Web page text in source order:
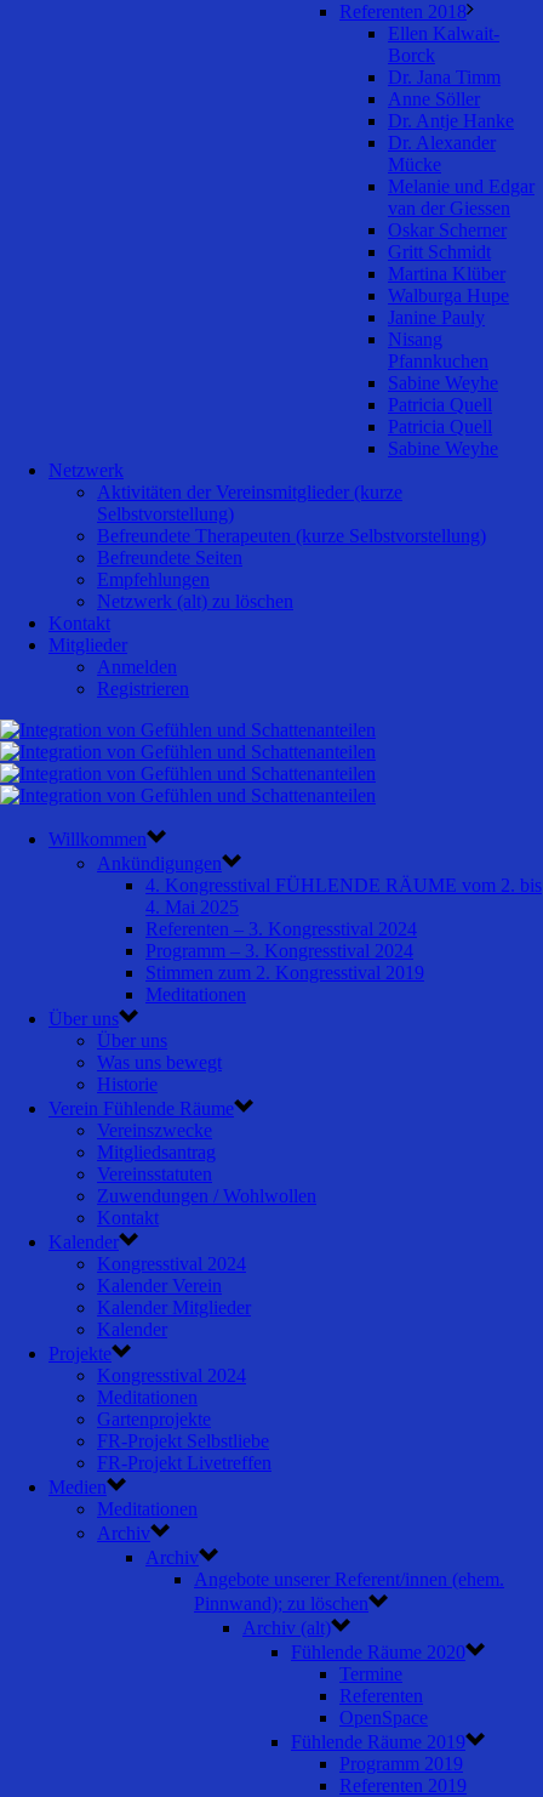
Referenten 2018
Ellen Kalwait-
Borck
Dr. Jana Timm
Anne Söller
Dr. Antje Hanke
Dr. Alexander
Mücke
Melanie und Edgar
van der Giessen
Oskar Scherner
Gritt Schmidt
Martina Klüber
Walburga Hupe
Janine Pauly
Nisang
Pfannkuchen
Sabine Weyhe
Patricia Quell
Patricia Quell
Sabine Weyhe
Netzwerk
Aktivitäten der Vereinsmitglieder (kurze
Selbstvorstellung)
Befreundete Therapeuten (kurze Selbstvorstellung)
Befreundete Seiten
Empfehlungen
Netzwerk (alt) zu löschen
Kontakt
Mitglieder
Anmelden
Registrieren
Willkommen
Ankündigungen
4. Kongresstival FÜHLENDE RÄUME vom 2. bis
4. Mai 2025
Referenten – 3. Kongresstival 2024
Programm – 3. Kongresstival 2024
Stimmen zum 2. Kongresstival 2019
Meditationen
Über uns
Über uns
Was uns bewegt
Historie
Verein Fühlende Räume
Vereinszwecke
Mitgliedsantrag
Vereinsstatuten
Zuwendungen / Wohlwollen
Kontakt
Kalender
Kongresstival 2024
Kalender Verein
Kalender Mitglieder
Kalender
Projekte
Kongresstival 2024
Meditationen
Gartenprojekte
FR-Projekt Selbstliebe
FR-Projekt Livetreffen
Medien
Meditationen
Archiv
Archiv
Angebote unserer Referent/innen (ehem.
Pinnwand); zu löschen
Archiv (alt)
Fühlende Räume 2020
Termine
Referenten
OpenSpace
Fühlende Räume 2019
Programm 2019
Referenten 2019